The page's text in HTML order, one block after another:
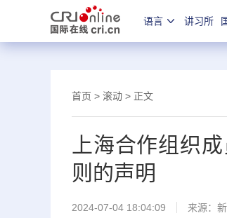
语言 讲习所
首页 > 滚动 > 正文
上海合作组织
则的声明
2024-07-04 18:04:09 来源：